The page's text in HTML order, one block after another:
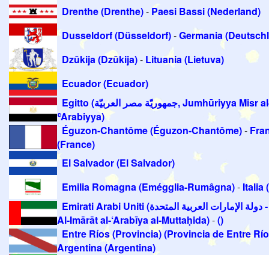
Drenthe (Drenthe)- Paesi Bassi (Nederland)
Dusseldorf (Düsseldorf)-Germania
Dzūkija (Dzūkija)- Lituania (Lietuva)
Ecuador (Ecuador)
Egitto (جمهوريّة مصر العربيّة, Jumhūriyya Misr al-
ʿArabiyya)
Éguzon-Chantôme (Éguzon-Chantôme)-
(France)
El Salvador (El Salvador)
Emilia Romagna (Emégglia-Rumâgna)- Italia
Emirati Arabi Uniti (دولة الإمارات العربية المتحدة - Dawlat
Al-Imārāt al-‘Arabīya al-Muttaḥida)-()
Entre Ríos (Provincia) (Provincia de Entre
Argentina (Argentina)